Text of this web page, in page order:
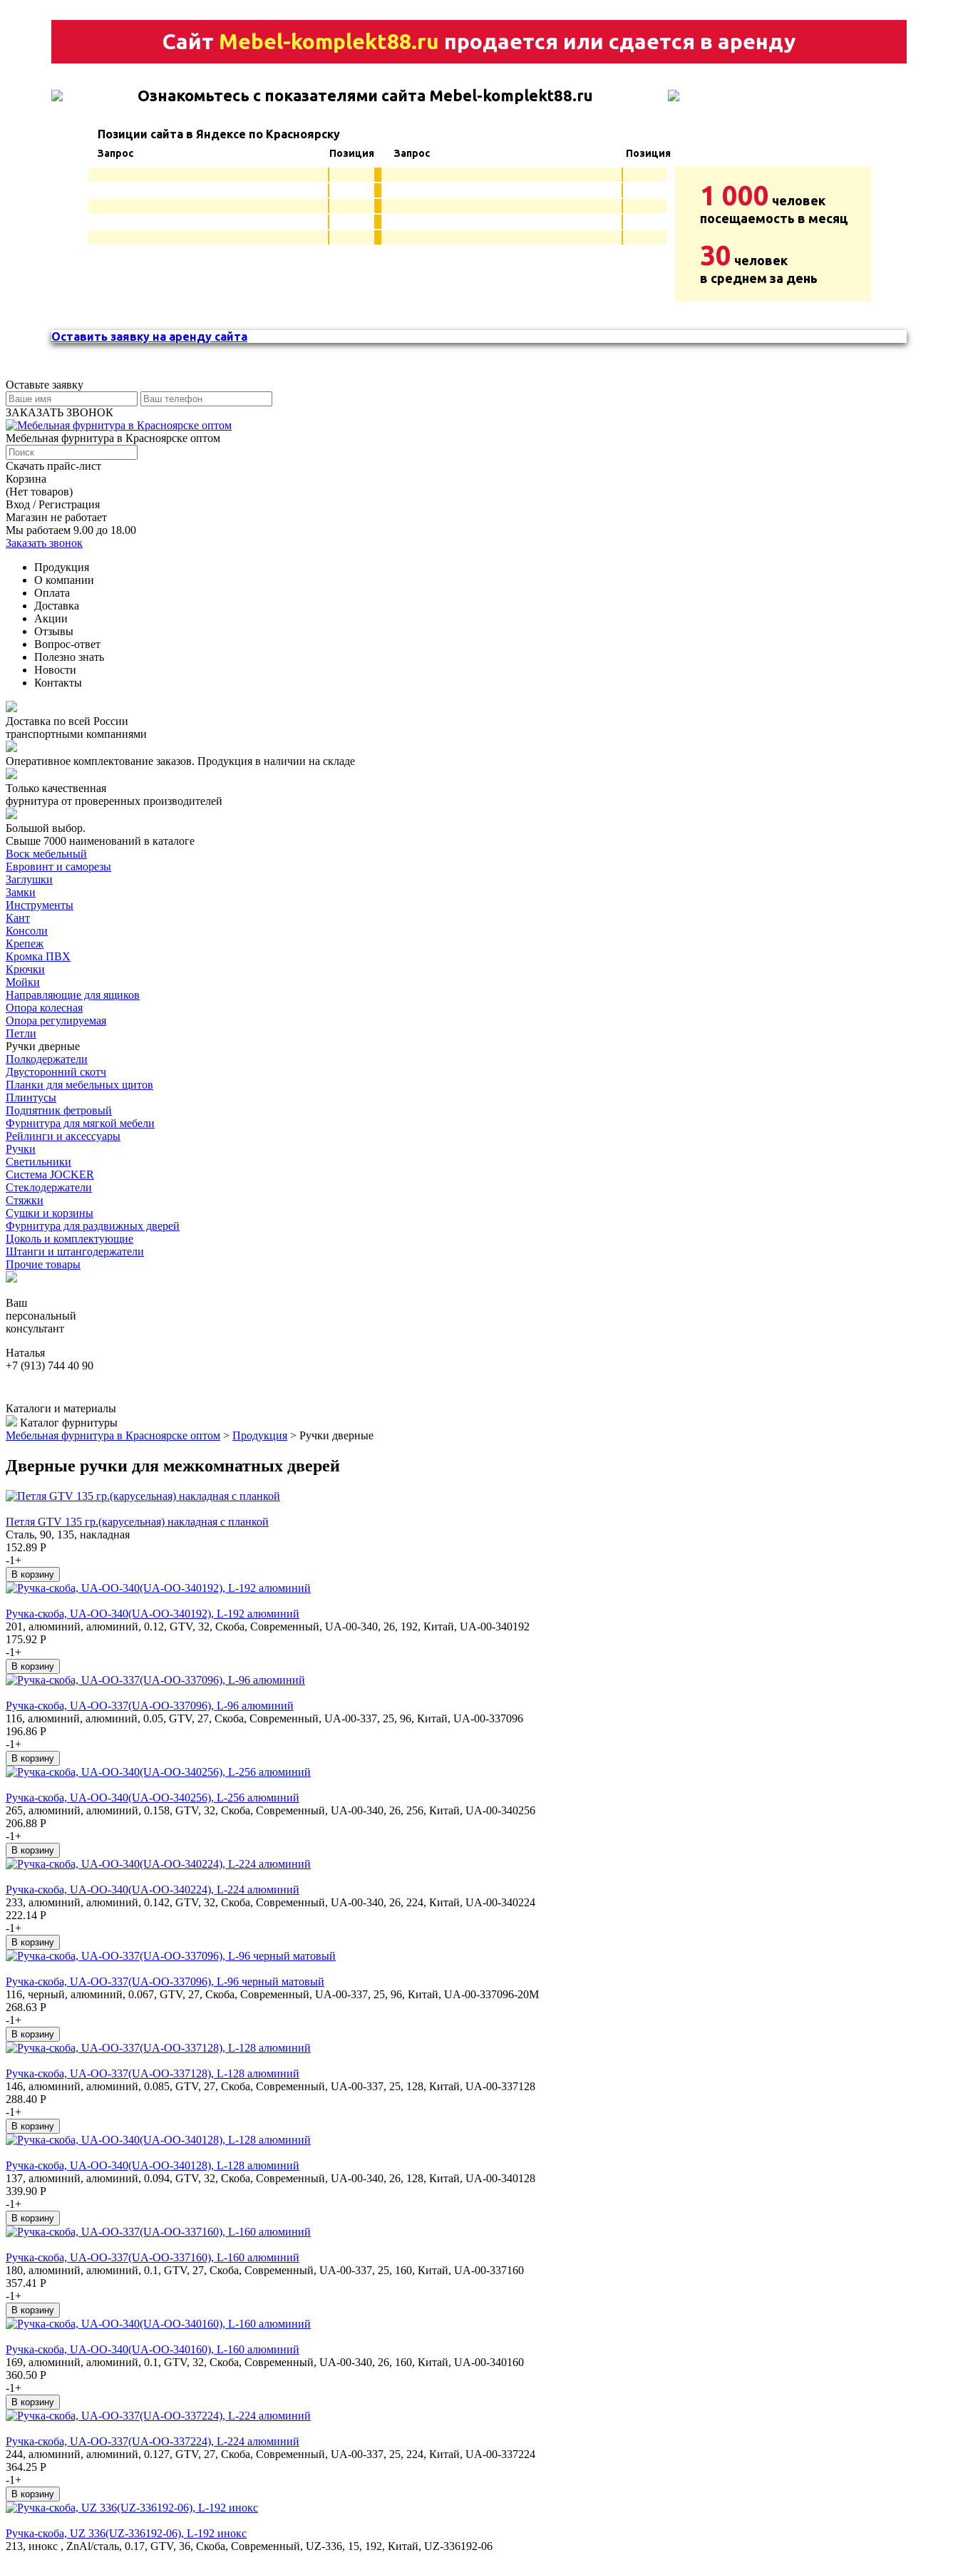
Сайт Mebel-komplekt88.ru продается или сдается в аренду
Ознакомьтесь с показателями сайта Mebel-komplekt88.ru
Позиции сайта в Яндексе по Красноярску
Запрос Позиция Запрос Позиция
1 000 человек
посещаемость в месяц
30 человек
в среднем за день
Оставить заявку на аренду сайта
Оставьте заявку
ЗАКАЗАТЬ ЗВОНОК
Мебельная фурнитура в Красноярске оптом
Скачать прайс-лист
Корзина
(Нет товаров)
Вход / Регистрация
Магазин не работает
Мы работаем 9.00 до 18.00
Заказать звонок
Продукция
О компании
Оплата
Доставка
Акции
Отзывы
Вопрос-ответ
Полезно знать
Новости
Контакты
Доставка по всей России
транспортными компаниями
Оперативное комплектование заказов. Продукция в наличии на складе
Только качественная
фурнитура от проверенных производителей
Большой выбор.
Свыше 7000 наименований в каталоге
Воск мебельный
Евровинт и саморезы
Заглушки
Замки
Инструменты
Кант
Консоли
Крепеж
Кромка ПВХ
Крючки
Мойки
Направляющие для ящиков
Опора колесная
Опора регулируемая
Петли
Ручки дверные
Полкодержатели
Двусторонний скотч
Планки для мебельных щитов
Плинтусы
Подпятник фетровый
Фурнитура для мягкой мебели
Рейлинги и аксессуары
Ручки
Светильники
Система JOCKER
Стеклодержатели
Стяжки
Сушки и корзины
Фурнитура для раздвижных дверей
Цоколь и комплектующие
Штанги и штангодержатели
Прочие товары
Ваш
персональный
консультант
Наталья
+7 (913) 744 40 90
Каталоги и материалы
Каталог фурнитуры
Мебельная фурнитура в Красноярске оптом > Продукция > Ручки дверные
Дверные ручки для межкомнатных дверей
Петля GTV 135 гр.(карусельная) накладная с планкой
Сталь, 90, 135, накладная
152.89 Р
-1+
Ручка-скоба, UA-OO-340(UA-OO-340192), L-192 алюминий
201, алюминий, алюминий, 0.12, GTV, 32, Скоба, Современный, UA-00-340, 26, 192, Китай, UA-00-340192
175.92 Р
-1+
Ручка-скоба, UA-OO-337(UA-OO-337096), L-96 алюминий
116, алюминий, алюминий, 0.05, GTV, 27, Скоба, Современный, UA-00-337, 25, 96, Китай, UA-00-337096
196.86 Р
-1+
Ручка-скоба, UA-OO-340(UA-OO-340256), L-256 алюминий
265, алюминий, алюминий, 0.158, GTV, 32, Скоба, Современный, UA-00-340, 26, 256, Китай, UA-00-340256
206.88 Р
-1+
Ручка-скоба, UA-OO-340(UA-OO-340224), L-224 алюминий
233, алюминий, алюминий, 0.142, GTV, 32, Скоба, Современный, UA-00-340, 26, 224, Китай, UA-00-340224
222.14 Р
-1+
Ручка-скоба, UA-OO-337(UA-OO-337096), L-96 черный матовый
116, черный, алюминий, 0.067, GTV, 27, Скоба, Современный, UA-00-337, 25, 96, Китай, UA-00-337096-20M
268.63 Р
-1+
Ручка-скоба, UA-OO-337(UA-OO-337128), L-128 алюминий
146, алюминий, алюминий, 0.085, GTV, 27, Скоба, Современный, UA-00-337, 25, 128, Китай, UA-00-337128
288.40 Р
-1+
Ручка-скоба, UA-OO-340(UA-OO-340128), L-128 алюминий
137, алюминий, алюминий, 0.094, GTV, 32, Скоба, Современный, UA-00-340, 26, 128, Китай, UA-00-340128
339.90 Р
-1+
Ручка-скоба, UA-OO-337(UA-OO-337160), L-160 алюминий
180, алюминий, алюминий, 0.1, GTV, 27, Скоба, Современный, UA-00-337, 25, 160, Китай, UA-00-337160
357.41 Р
-1+
Ручка-скоба, UA-OO-340(UA-OO-340160), L-160 алюминий
169, алюминий, алюминий, 0.1, GTV, 32, Скоба, Современный, UA-00-340, 26, 160, Китай, UA-00-340160
360.50 Р
-1+
Ручка-скоба, UA-OO-337(UA-OO-337224), L-224 алюминий
244, алюминий, алюминий, 0.127, GTV, 27, Скоба, Современный, UA-00-337, 25, 224, Китай, UA-00-337224
364.25 Р
-1+
Ручка-скоба, UZ 336(UZ-336192-06), L-192 инокс
213, инокс , ZnAl/сталь, 0.17, GTV, 36, Скоба, Современный, UZ-336, 15, 192, Китай, UZ-336192-06